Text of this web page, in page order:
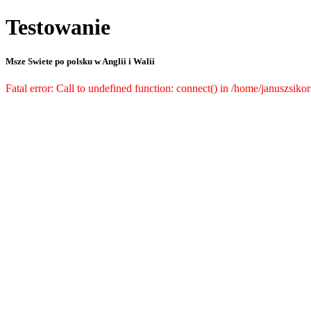
Testowanie
Msze Swiete po polsku w Anglii i Walii
Fatal error: Call to undefined function: connect() in /home/